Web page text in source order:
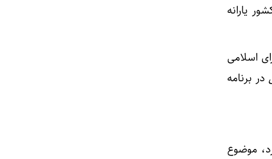
تا ۴۰۰ میلیون دلار به کشور یارانه
اسلامی
در برنامه
موضوع